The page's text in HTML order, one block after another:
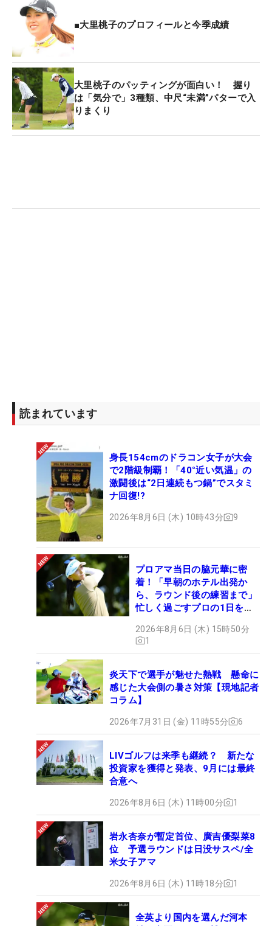
ときに、33インチだったパターを36インチに変更。
そこから一気に調子も好転した。
これで5月の獲得賞金を4452万6666円まで上積み。
賞金ランキングも8位と絶好調。勝ちきれなかった
試合もそれだけ多いということだが、この驚異的な
成績と数字で表情も明るい。「リカバリー率が悪い
ので、もうちょっとどうにかしたいですね」と課題
はまだまだあるというが、いまは好調の波を外す心
■大里桃子のプロフィールと今季成績
大里桃子のパッティングが面白い！ 握り
は「気分で」3種類、中尺“未満”パターで入
りまくり
読まれています
身長154cmのドラコン女子が大会
で2階級制覇！「40°近い気温」の
激闘後は“2日連続もつ鍋”でスタミ
ナ回復!?
2026年8月6日 (木) 10時43分 9
プロアマ当日の脇元華に密
着！「早朝のホテル出発か
ら、ラウンド後の練習まで」
忙しく過ごすプロの1日を公
2026年8月6日 (木) 15時50分
1
炎天下で選手が魅せた熱戦 懸命に
感じた大会側の暑さ対策【現地記者
コラム】
2026年7月31日 (金) 11時55分 6
LIVゴルフは来季も継続？ 新たな
投資家を獲得と発表、9月には最終
合意へ
2026年8月6日 (木) 11時00分 1
岩永杏奈が暫定首位、廣吉優梨菜8
位 予選ラウンドは日没サスペ/全
米女子アマ
2026年8月6日 (木) 11時18分 1
全英より国内を選んだ河本